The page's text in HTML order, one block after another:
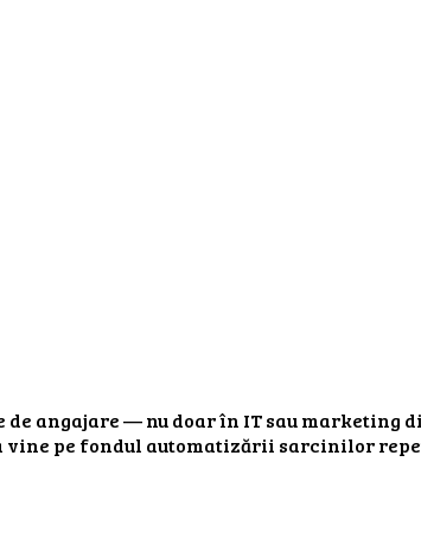
angajare — nu doar în IT sau marketing
vine pe fondul automatizării sarcinilor